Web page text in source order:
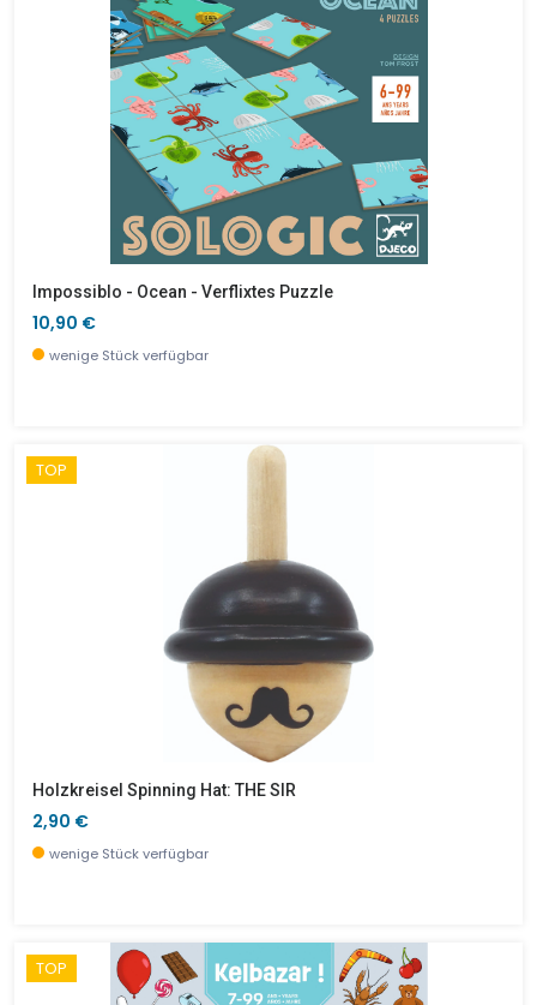
Impossiblo - Ocean - Verflixtes Puzzle
10,90 €
wenige Stück verfügbar
TOP
Holzkreisel Spinning Hat: THE SIR
2,90 €
wenige Stück verfügbar
TOP